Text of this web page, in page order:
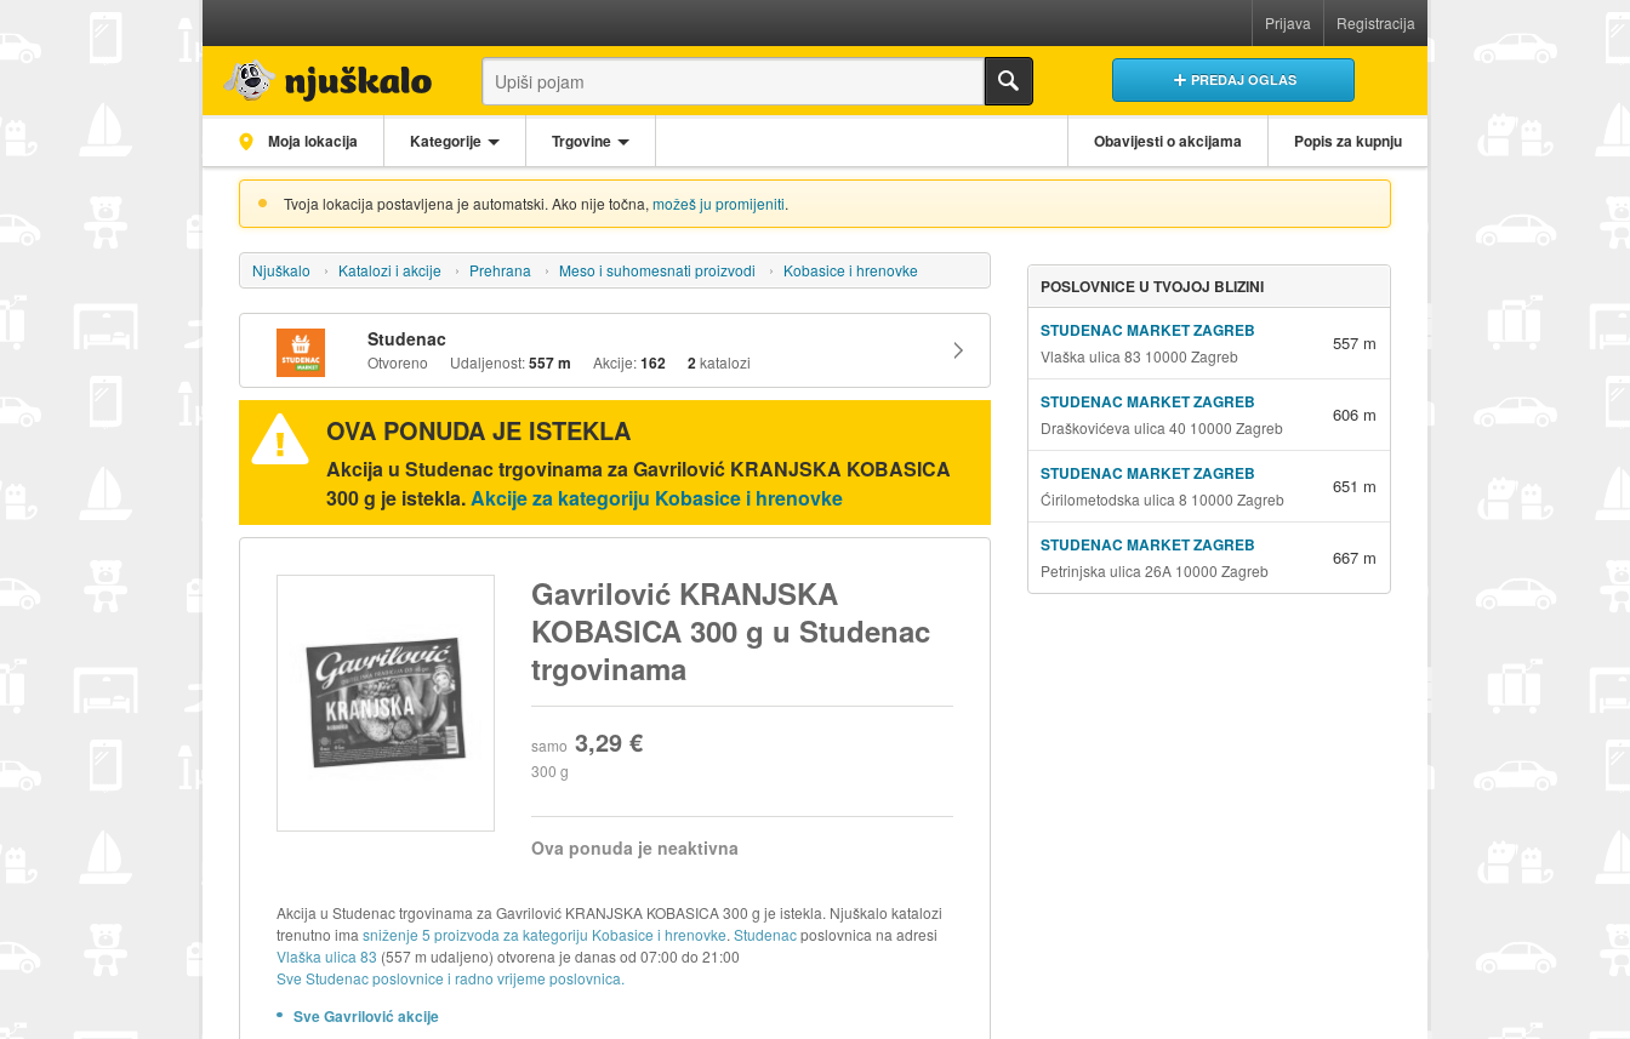
Prijava Registracija
PREDAJ OGLAS
Moja lokacija Kategorije Trgovine Obavijesti o akcijama Popis za kupnju
Tvoja lokacija postavljena je automatski. Ako nije točna, možeš ju promijeniti.
Njuškalo Katalozi i akcije Prehrana Meso i suhomesnati proizvodi Kobasice i hrenovke
Studenac
Otvoreno Udaljenost:557 m Akcije:162 2katalozi
OVA PONUDA JE ISTEKLA
Akcija u Studenac trgovinama za Gavrilović KRANJSKA KOBASICA
300 g je istekla.Akcije za kategoriju Kobasice i hrenovke
Gavrilović KRANJSKA
KOBASICA 300 g u Studenac
trgovinama
samo 3,29 €
300 g
Ova ponuda je neaktivna
Akcija u Studenac trgovinama za Gavrilović KRANJSKA KOBASICA 300 g je istekla. Njuškalo katalozi
trenutno ima sniženje 5 proizvoda za kategoriju Kobasice i hrenovke. Studenacposlovnica na adresi
Vlaška ulica 83 (557 m udaljeno) otvorena je danas od 07:00 do 21:00
Sve Studenac poslovnice i radno vrijeme poslovnica.
Sve Gavrilović akcije
POSLOVNICE U TVOJOJ BLIZINI
STUDENAC MARKET ZAGREB
Vlaška ulica 83 10000 Zagreb
557 m
STUDENAC MARKET ZAGREB
Draškovićeva ulica 40 10000 Zagreb
606 m
STUDENAC MARKET ZAGREB
Ćirilometodska ulica 8 10000 Zagreb
651 m
STUDENAC MARKET ZAGREB
Petrinjska ulica 26A 10000 Zagreb
667 m